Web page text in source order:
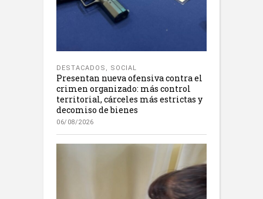
DESTACADOS , SOCIAL
Presentan nueva ofensiva contra el
crimen organizado: más control
territorial, cárceles más estrictas y
decomiso de bienes
06/08/2026